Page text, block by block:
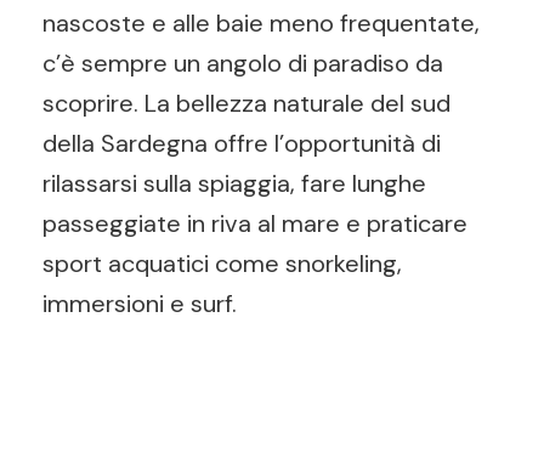
nascoste e alle baie meno frequentate,
c’è sempre un angolo di paradiso da
scoprire. La bellezza naturale del sud
della Sardegna offre l’opportunità di
rilassarsi sulla spiaggia, fare lunghe
passeggiate in riva al mare e praticare
sport acquatici come snorkeling,
immersioni e surf.